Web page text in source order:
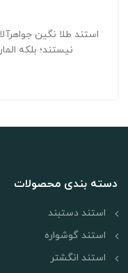
استند طلا نگین
نیستند؛ بلکه
دسته بندی محصولات
استند دستبند
استند گوشواره
استند انگشتر